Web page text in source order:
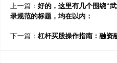
上一篇： 好的，这里有几个围绕“
录规范的标题，均在以内：
下一篇： 杠杆买股操作指南：融资